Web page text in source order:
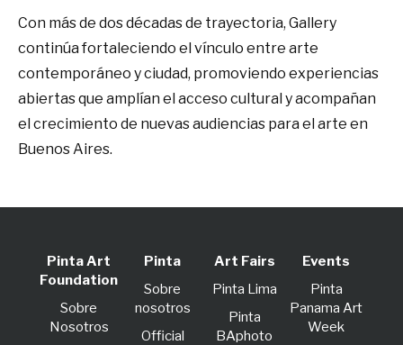
Con más de dos décadas de trayectoria, Gallery
continúa fortaleciendo el vínculo entre arte
contemporáneo y ciudad, promoviendo experiencias
abiertas que amplían el acceso cultural y acompañan
el crecimiento de nuevas audiencias para el arte en
Buenos Aires.
Pinta Art
Foundation
Sobre
Nosotros
Pinta
Sobre
nosotros
Official
Art Fairs
Pinta Lima
Pinta
BAphoto
Events
Pinta
Panama Art
Week